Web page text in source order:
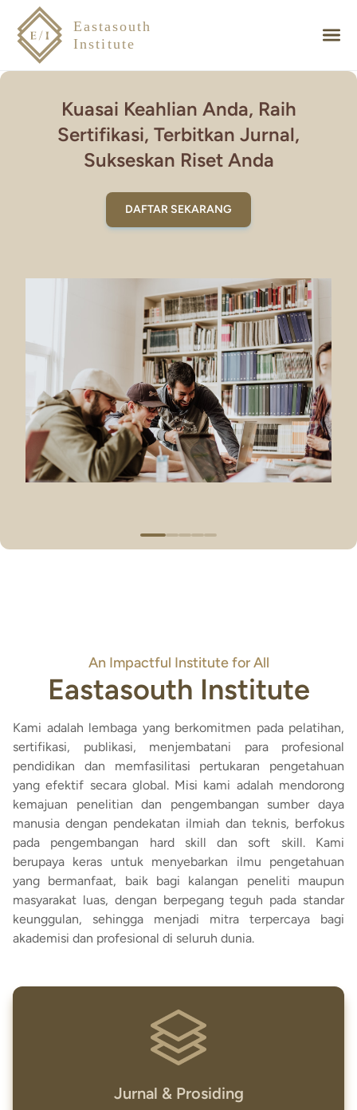
Eastasouth
Institute
Pelatihan dan Sertifikasi
Pelatihan dan Sertifikasi adalah Kunci Menuju Karier yang
Lebih Baik. Kami Tersedia untuk Membantu Anda Mengambil
Langkah Pertama Menuju Masa Depan yang Sukses.
PELAJARI SELENGKAPNYA
An Impactful Institute for All
Eastasouth Institute
Kami adalah lembaga yang berkomitmen pada pelatihan,
sertifikasi, publikasi, menjembatani para profesional
pendidikan dan memfasilitasi pertukaran pengetahuan
yang efektif secara global. Misi kami adalah mendorong
kemajuan penelitian dan pengembangan sumber daya
manusia dengan pendekatan ilmiah dan teknis, berfokus
pada pengembangan hard skill dan soft skill. Kami
berupaya keras untuk menyebarkan ilmu pengetahuan
yang bermanfaat, baik bagi kalangan peneliti maupun
masyarakat luas, dengan berpegang teguh pada standar
keunggulan, sehingga menjadi mitra terpercaya bagi
akademisi dan profesional di seluruh dunia.
Jurnal & Prosiding